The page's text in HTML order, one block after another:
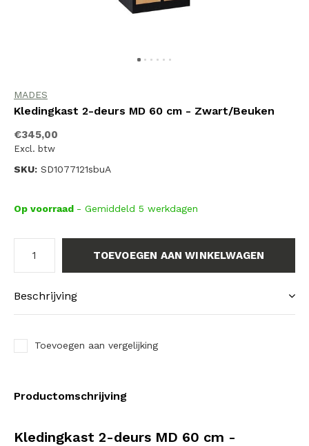
MADES
Kledingkast 2-deurs MD 60 cm - Zwart/Beuken
€345,00
Excl. btw
SKU: SD1077121sbuA
Op voorraad - Gemiddeld 5 werkdagen
TOEVOEGEN AAN WINKELWAGEN
Beschrijving
Toevoegen aan vergelijking
Productomschrijving
Kledingkast 2-deurs MD 60 cm -